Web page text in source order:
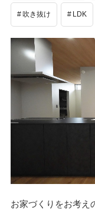
吹き抜け LDK
お家づくりをお考